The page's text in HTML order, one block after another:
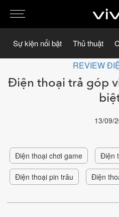
Sự kiện nổi bật Thủ thuật
REVIEW
Điện thoại trả góp
13/09/
Điện thoại chơi game Điện
Điện thoại pin trâu Điện